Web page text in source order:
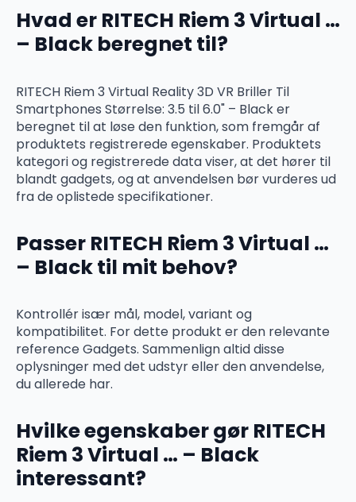
Hvad er RITECH Riem 3 Virtual …
– Black beregnet til?
RITECH Riem 3 Virtual Reality 3D VR Briller Til
Smartphones Størrelse: 3.5 til 6.0" – Black er
beregnet til at løse den funktion, som fremgår af
produktets registrerede egenskaber. Produktets
kategori og registrerede data viser, at det hører til
blandt gadgets, og at anvendelsen bør vurderes ud
fra de oplistede specifikationer.
Passer RITECH Riem 3 Virtual …
– Black til mit behov?
Kontrollér især mål, model, variant og
kompatibilitet. For dette produkt er den relevante
reference Gadgets. Sammenlign altid disse
oplysninger med det udstyr eller den anvendelse,
du allerede har.
Hvilke egenskaber gør RITECH
Riem 3 Virtual … – Black
interessant?